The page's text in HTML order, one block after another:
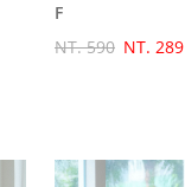
F
NT. 590 NT. 289